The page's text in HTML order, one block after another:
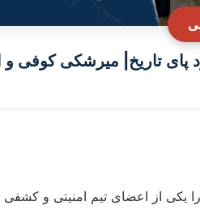
پای تاریخ| میرشکی کوفی و
را یکی از اعضای تیم امنیتی و